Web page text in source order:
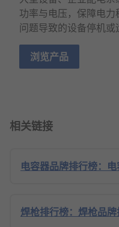
功率与电压，保障电
问题导致的设备停机或
浏览产品
相关链接
电容器品牌排行榜：
焊枪排行榜：焊枪品